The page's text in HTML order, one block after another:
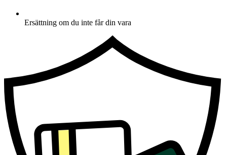
Ersättning om du inte får din vara